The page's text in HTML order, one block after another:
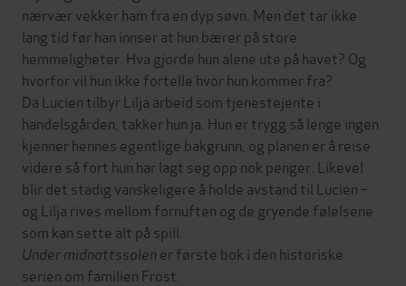
nærvær vekker ham fra en dyp søvn. Men det tar ikke
lang tid før han innser at hun bærer på store
hemmeligheter. Hva gjorde hun alene ute på havet? Og
hvorfor vil hun ikke fortelle hvor hun kommer fra?
Da Lucien tilbyr Lilja arbeid som tjenestejente i
handelsgården, takker hun ja. Hun er trygg så lenge ingen
kjenner hennes egentlige bakgrunn, og planen er å reise
videre så fort hun har lagt seg opp nok penger. Likevel
blir det stadig vanskeligere å holde avstand til Lucien –
og Lilja rives mellom fornuften og de gryende følelsene
som kan sette alt på spill.
Under midnattssolen er første bok i den historiske
serien om familien Frost.